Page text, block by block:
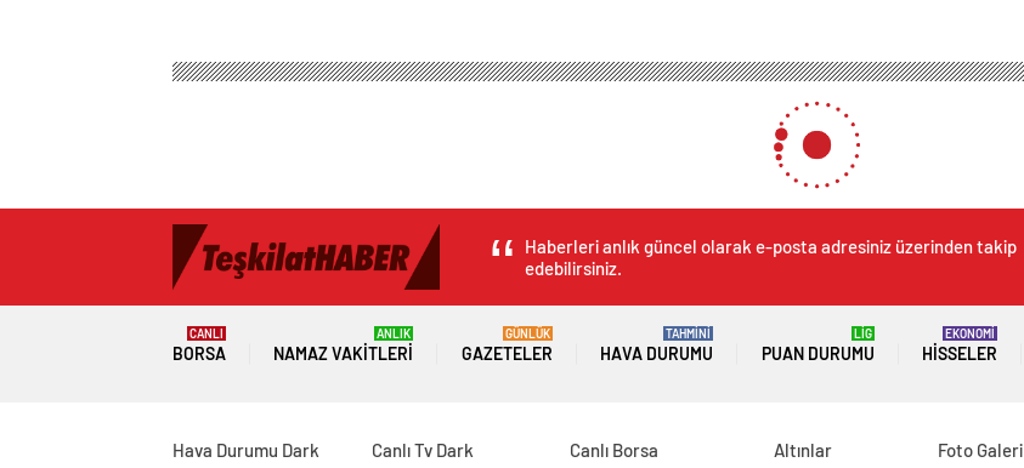
Haberleri anlık güncel olarak e-posta adresiniz üzerinden takip
edebilirsiniz.
BORSA
CANLI
NAMAZ VAKITLERI
ANLIK
GAZETELER
GÜNLÜK
HAVA DURUMU
TAHMİNİ
PUAN DURUMU
LİG
HISSELER
EKONOMİ
Hava Durumu Dark Canlı Tv Dark Canlı Borsa Altınlar Foto Galeri